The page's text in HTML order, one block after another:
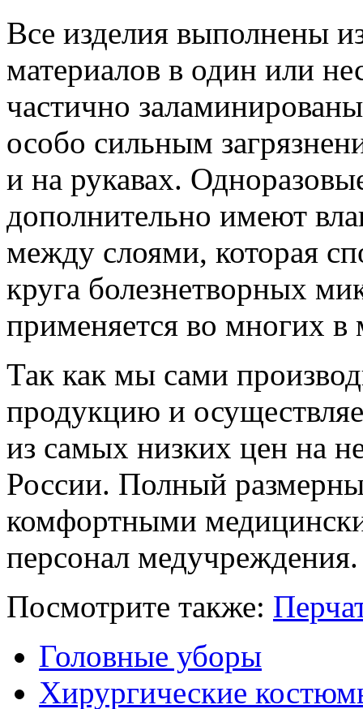
Все изделия выполнены
материалов в один или
частично
особо сильным
и на рукавах.
дополнительно имеют
между слоями, которая
круга болезнетворных
применяется во многих
Так как мы сами
продукцию и
из самых низких цен на
России. Полный
комфортными
персонал медучреждения.
Посмотрите также:
Головные уборы
Хирургические